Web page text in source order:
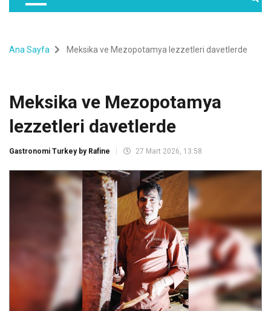
Ana Sayfa Meksika ve Mezopotamya lezzetleri davetlerde
Meksika ve Mezopotamya
lezzetleri davetlerde
Gastronomi Turkey by Rafine 27 Mart 2026, 13:58